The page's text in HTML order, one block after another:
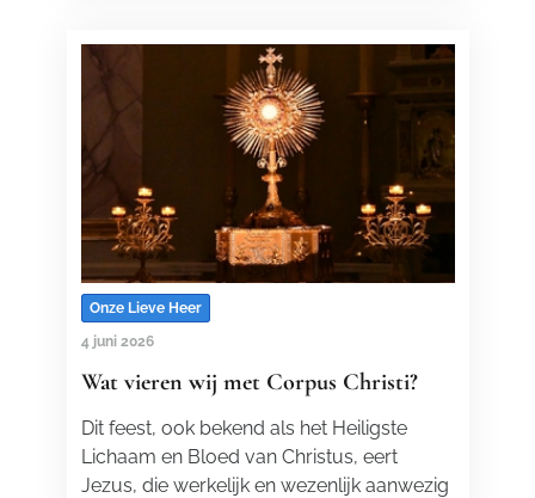
Onze Lieve Heer
4 juni 2026
Wat vieren wij met Corpus Christi?
Dit feest, ook bekend als het Heiligste
Lichaam en Bloed van Christus, eert
Jezus, die werkelijk en wezenlijk aanwezig